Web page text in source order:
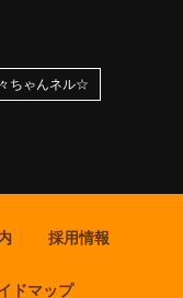
ちゃんネル☆
採用情報
ドマップ